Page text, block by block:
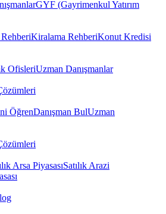
GYF (Gayrimenkul Yatırım
RehberiKiralama RehberiKonut Kredisi
OfisleriUzman Danışmanlar
ÖğrenDanışman BulUzman
Arsa PiyasasıSatılık Arazi